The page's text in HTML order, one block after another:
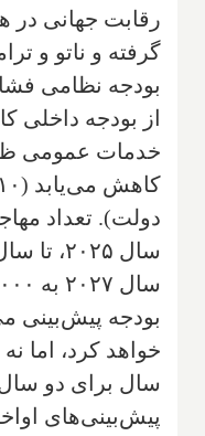
رقابت جهانی در
گرفته و ناتو و
از بودجه
بودجه پیش‌بینی
سال برای دو سال
پیش‌بینی‌های